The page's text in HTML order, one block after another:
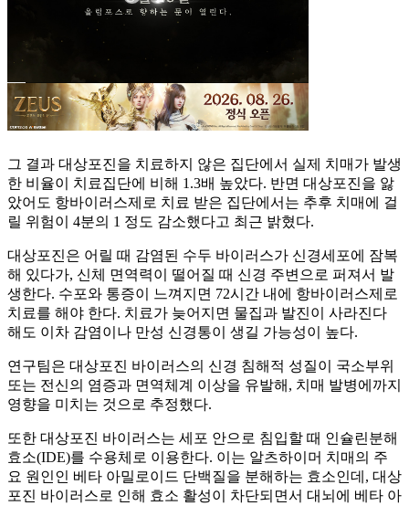
그 결과 대상포진을 치료하지 않은 집단에서 실제 치매가 발생
한 비율이 치료집단에 비해 1.3배 높았다. 반면 대상포진을 앓
았어도 항바이러스제로 치료 받은 집단에서는 추후 치매에 걸
릴 위험이 4분의 1 정도 감소했다고 최근 밝혔다.
대상포진은 어릴 때 감염된 수두 바이러스가 신경세포에 잠복
해 있다가, 신체 면역력이 떨어질 때 신경 주변으로 퍼져서 발
생한다. 수포와 통증이 느껴지면 72시간 내에 항바이러스제로
치료를 해야 한다. 치료가 늦어지면 물집과 발진이 사라진다
해도 이차 감염이나 만성 신경통이 생길 가능성이 높다.
연구팀은 대상포진 바이러스의 신경 침해적 성질이 국소부위
또는 전신의 염증과 면역체계 이상을 유발해, 치매 발병에까지
영향을 미치는 것으로 추정했다.
또한 대상포진 바이러스는 세포 안으로 침입할 때 인슐린분해
효소(IDE)를 수용체로 이용한다. 이는 알츠하이머 치매의 주
요 원인인 베타 아밀로이드 단백질을 분해하는 효소인데, 대상
포진 바이러스로 인해 효소 활성이 차단되면서 대뇌에 베타 아